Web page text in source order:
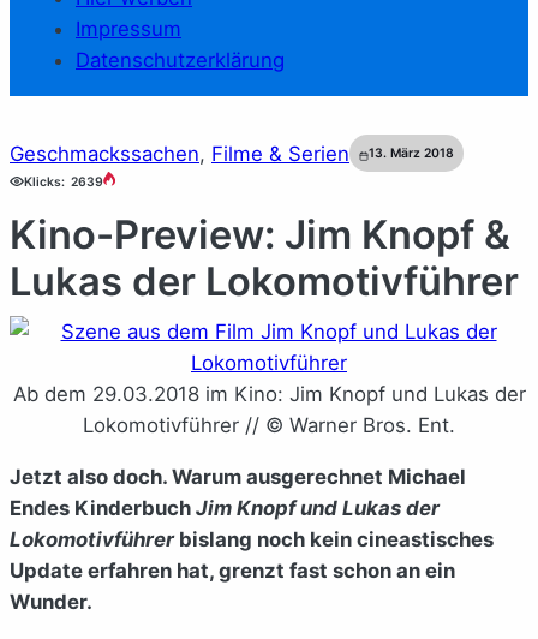
Impressum
Datenschutzerklärung
Geschmackssachen, Filme & Serien
13. März 2018
Klicks: 2639
Kino-Preview: Jim Knopf &
Lukas der Lokomotivführer
Ab dem 29.03.2018 im Kino: Jim Knopf und Lukas der
Lokomotivführer // © Warner Bros. Ent.
Jetzt also doch. Warum ausgerechnet Michael
Endes Kinderbuch Jim Knopf und Lukas der
Lokomotivführerbislang noch kein cineastisches
Update erfahren hat, grenzt fast schon an ein
Wunder.